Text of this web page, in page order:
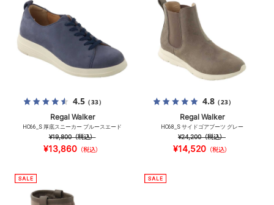
4.5（33）
Regal Walker
HC66_S 厚底スニーカー ブルースエード
¥19,800（税込）
¥13,860（税込）
4.8（23）
Regal Walker
HC68_S サイドゴアブーツ グレー
¥24,200（税込）
¥14,520 （税込）